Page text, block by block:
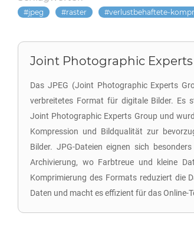
jpeg raster verlustbehaftete-
Joint Photographic Experts
Das JPEG (Joint Photographic Experts
verbreitetes Format für digitale Bilder. Es
Joint Photographic Experts Group und
Kompression und Bildqualität zur
Bilder. JPG-Dateien eignen sich
Archivierung, wo Farbtreue und kleine
Komprimierung des Formats reduziert die
Daten und macht es effizient für das Online-